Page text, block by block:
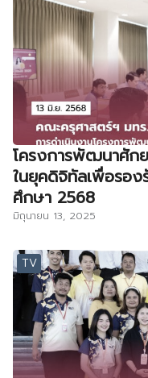
โครงการพัฒนาศัก
ในยุคดิจิทัลเพื่อรอ
ศึกษา 2568
มิถุนายน 13, 2025
TV